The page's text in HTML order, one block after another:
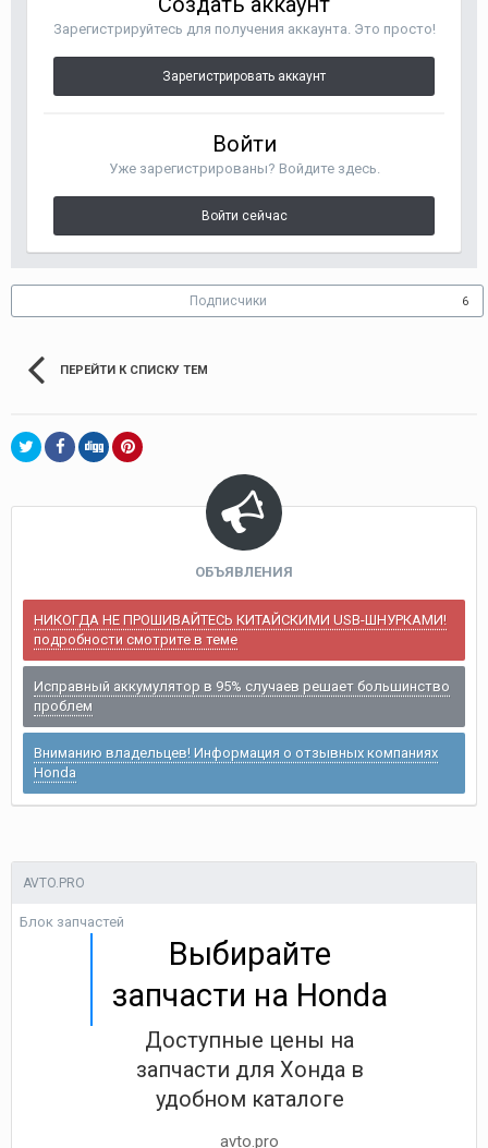
Зарегистрируйтесь для получения аккаунта. Это просто!
Зарегистрировать аккаунт
Войти
Уже зарегистрированы? Войдите здесь.
Войти сейчас
Подписчики 6
ПЕРЕЙТИ К СПИСКУ ТЕМ
ОБЪЯВЛЕНИЯ
НИКОГДА НЕ ПРОШИВАЙТЕСЬ КИТАЙСКИМИ USB-ШНУРКАМИ!
подробности смотрите в теме
Исправный аккумулятор в 95% случаев решает большинство
проблем
Вниманию владельцев! Информация о отзывных компаниях
Honda
AVTO.PRO
Блок запчастей
Выбирайте
запчасти на Honda
Доступные цены на
запчасти для Хонда в
удобном каталоге
avto.pro